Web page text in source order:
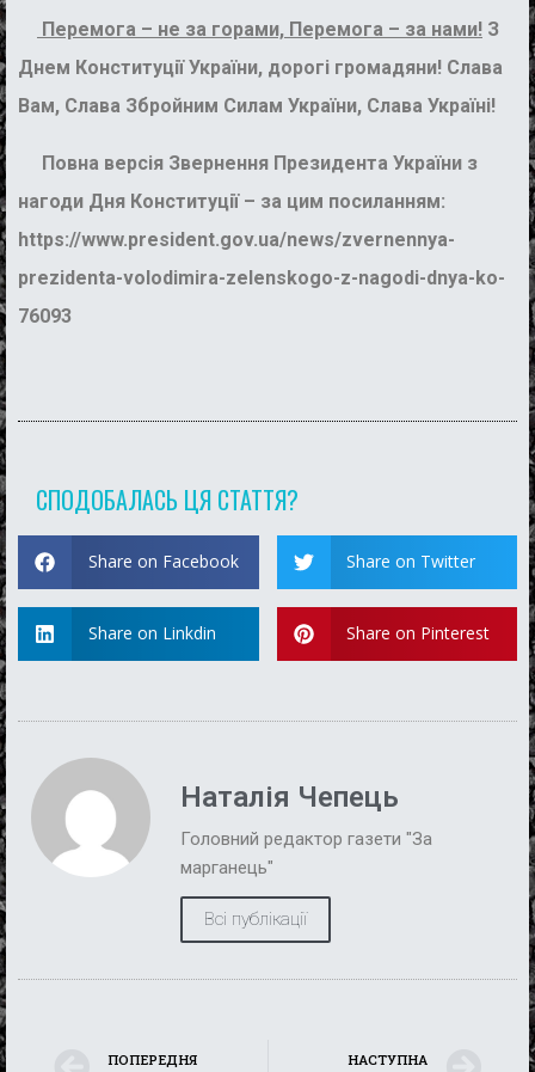
Перемога – не за горами, Перемога – за нами! З
Днем Конституції України, дорогі громадяни! Слава
Вам, Слава Збройним Силам України, Слава Україні!
Повна версія Звернення Президента України з
нагоди Дня Конституції – за цим посиланням:
https://www.president.gov.ua/news/zvernennya-
prezidenta-volodimira-zelenskogo-z-nagodi-dnya-ko-
76093
СПОДОБАЛАСЬ ЦЯ СТАТТЯ?
Share on Facebook Share on Twitter
Share on Linkdin Share on Pinterest
Наталія Чепець
Головний редактор газети "За
марганець"
Всі публікації
ПОПЕРЕДНЯ НАСТУПНА